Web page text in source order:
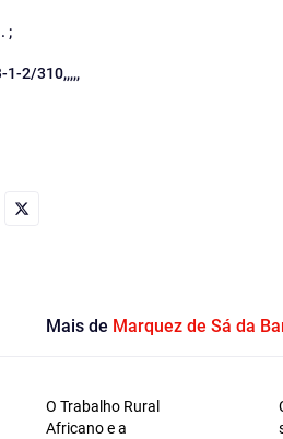
;
1-2/310,,,,,
Mais de Marquez de Sá da
O Trabalho Rural
Africano e a